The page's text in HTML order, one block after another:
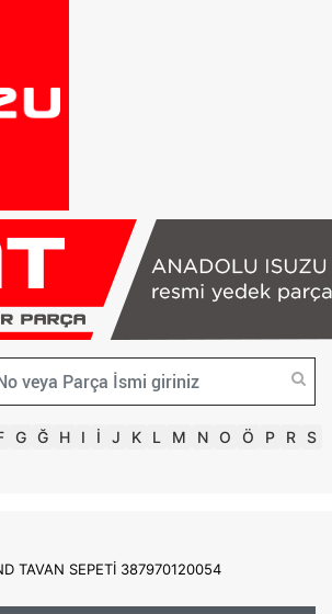
G Ğ H I İ J K L M N O Ö P R S
TAVAN SEPETİ 387970120054